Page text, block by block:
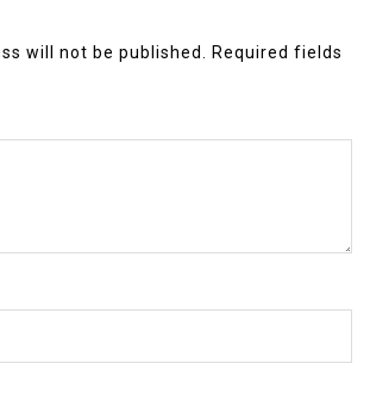
will not be published. Required fields